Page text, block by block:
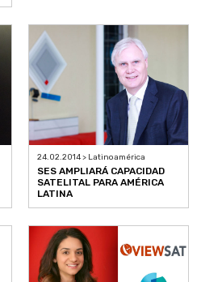
24.02.2014 > Latinoamérica
SES AMPLIARÁ CAPACIDAD
SATELITAL PARA AMÉRICA
LATINA